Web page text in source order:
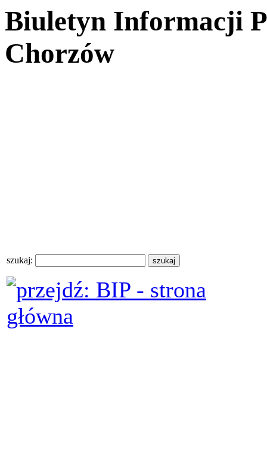
Biuletyn Informacji
Chorzów
szukaj: